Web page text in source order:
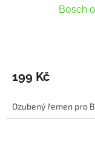
Bosch
199 Kč
Ozubený řemen pro